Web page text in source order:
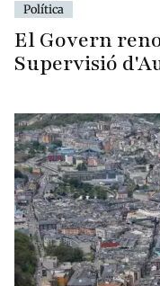
Política
El Govern
Supervisió